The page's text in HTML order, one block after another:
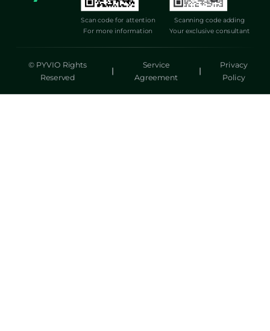
Scan code for attention
For more information
Scanning code adding
Your exclusive consultant
© PYVIO Rights
Reserved
|
Service
Agreement
|
Privacy
Policy